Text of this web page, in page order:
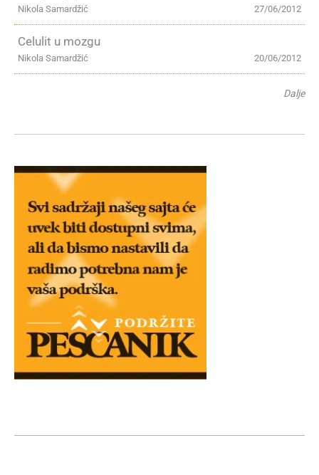
27/06/2012
Nikola Samardžić
Celulit u mozgu
20/06/2012
Nikola Samardžić
Dalje